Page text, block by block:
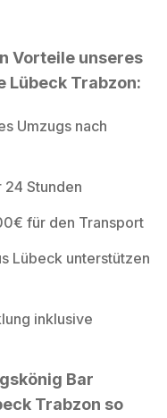
Vorteile unseres
Lübeck Trabzon:
Umzugs nach
Stunden
für den Transport
Lübeck unterstützen
inklusive
Bar
Trabzon so